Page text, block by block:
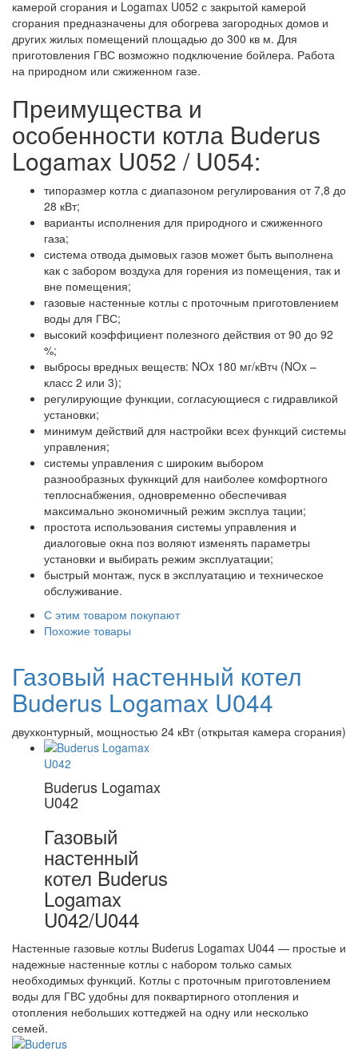
камерой сгорания и Logamax U052 с закрытой камерой
сгорания предназначены для обогрева загородных домов и
других жилых помещений площадью до 300 кв м. Для
приготовления ГВС возможно подключение бойлера. Работа
на природном или сжиженном газе.
Преимущества и
особенности котла Buderus
Logamax U052 / U054:
типоразмер котла с диапазоном регулирования от 7,8 до
28 кВт;
варианты исполнения для природного и сжиженного
газа;
система отвода дымовых газов может быть выполнена
как с забором воздуха для горения из помещения, так и
вне помещения;
газовые настенные котлы с проточным приготовлением
воды для ГВС;
высокий коэффициент полезного действия от 90 до 92
%;
выбросы вредных веществ: NOx 180 мг/кВтч (NOx –
класс 2 или 3);
регулирующие функции, согласующиеся с гидравликой
установки;
минимум действий для настройки всех функций системы
управления;
системы управления с широким выбором
разнообразных фукнкций для наиболее комфортного
теплоснабжения, одновременно обеспечивая
максимально экономичный режим эксплуа тации;
простота использования системы управления и
диалоговые окна поз воляют изменять параметры
установки и выбирать режим эксплуатации;
быстрый монтаж, пуск в эксплуатацию и техническое
обслуживание.
С этим товаром покупают
Похожие товары
Газовый настенный котел
Buderus Logamax U044
двухконтурный, мощностью 24 кВт (открытая камера сгорания)
Buderus Logamax
U042
Газовый
настенный
котел Buderus
Logamax
U042/U044
Настенные газовые котлы Buderus Logamax U044 — простые и
надежные настенные котлы с набором только самых
необходимых функций. Котлы с проточным приготовлением
воды для ГВС удобны для поквартирного отопления и
отопления небольших коттеджей на одну или несколько
семей.